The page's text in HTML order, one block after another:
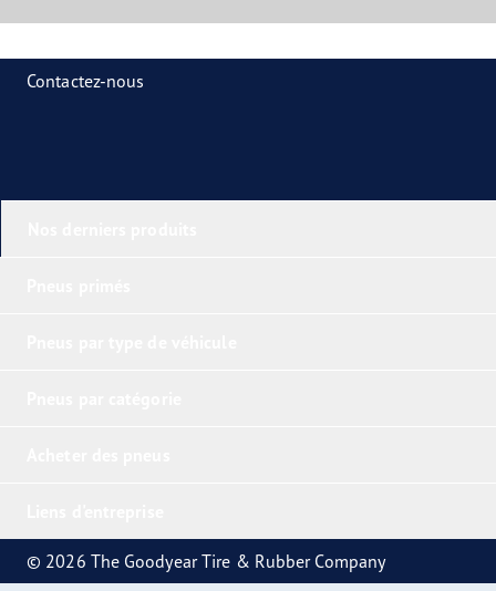
Contactez-nous
© 2026 The Goodyear Tire & Rubber Company